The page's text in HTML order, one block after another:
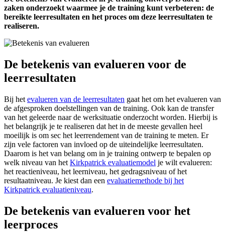
zaken onderzoekt waarmee je de training kunt verbeteren: de
bereikte leerresultaten en het proces om deze leerresultaten te
realiseren.
De betekenis van evalueren voor de
leerresultaten
Bij het evalueren van de leerresultaten gaat het om het evalueren van
de afgesproken doelstellingen van de training. Ook kan de transfer
van het geleerde naar de werksituatie onderzocht worden. Hierbij is
het belangrijk je te realiseren dat het in de meeste gevallen heel
moeilijk is om sec het leerrendement van de training te meten. Er
zijn vele factoren van invloed op de uiteindelijke leerresultaten.
Daarom is het van belang om in je training ontwerp te bepalen op
welk niveau van het Kirkpatrick evaluatiemodel je wilt evalueren:
het reactieniveau, het leerniveau, het gedragsniveau of het
resultaatniveau. Je kiest dan een evaluatiemethode bij het
Kirkpatrick evaluatieniveau.
De betekenis van evalueren voor het
leerproces